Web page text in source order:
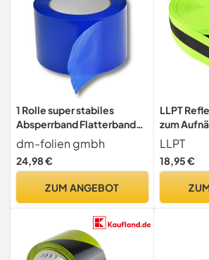
1 Rolle super stabiles
Absperrband Flatterband
Warnband Trassenband
Folienband Parkplatzsperre
Baustellenabsperrung
dm-folien gmbh
24,98 €
ZUM ANGEBOT
LLPT
zum
15m Grün
LLPT
18,95 €